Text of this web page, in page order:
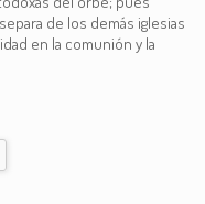
de los demás iglesias
en la comunión y la